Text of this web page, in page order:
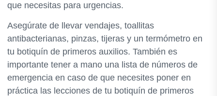
que necesitas para urgencias.
Asegúrate de llevar vendajes, toallitas
antibacterianas, pinzas, tijeras y un termómetro en
tu botiquín de primeros auxilios. También es
importante tener a mano una lista de números de
emergencia en caso de que necesites poner en
práctica las lecciones de tu botiquín de primeros